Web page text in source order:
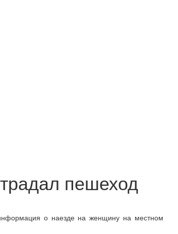
пешеход
о наезде на женщину на местном